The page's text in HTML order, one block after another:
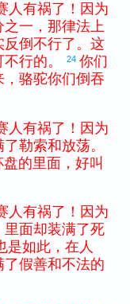
人有祸了 ！ 因为
之一 ， 那律法上
反倒 不行了。 这
不行的。 24 你们
， 骆驼你们倒 吞
人 有祸了 ！ 因为
了勒索和放荡。
盘的里面 ， 好叫
人有祸了 ！ 因为
里面却装满了死
是如此 ， 在 人
了假善和不法的